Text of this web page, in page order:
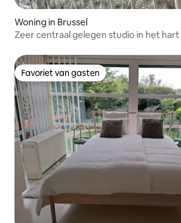
Woning in Brussel
Zeer centraal gelegen studio in het
Favoriet van gasten
Favoriet van gasten